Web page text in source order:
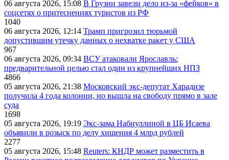
06 августа 2026, 15:08 В Грузии завели дело из-за «фейков» в
соцсетях о притеснениях туристов из РФ
1040
06 августа 2026, 12:14 Трамп пригрозил тюрьмой
допустившим утечку данных о нехватке ракет у США
967
06 августа 2026, 09:34 ВСУ атаковали Ярославль:
предварительной целью стал один из крупнейших НПЗ
4866
05 августа 2026, 21:38 Московский экс-депутат Харадизе
получила 4 года колонии, но вышла на свободу прямо в зале
суда
1698
05 августа 2026, 19:19 Экс-зама Набиуллиной в ЦБ Исаева
объявили в розыск по делу хищения 4 млрд рублей
2277
05 августа 2026, 15:48 Reuters: КНДР может разместить в